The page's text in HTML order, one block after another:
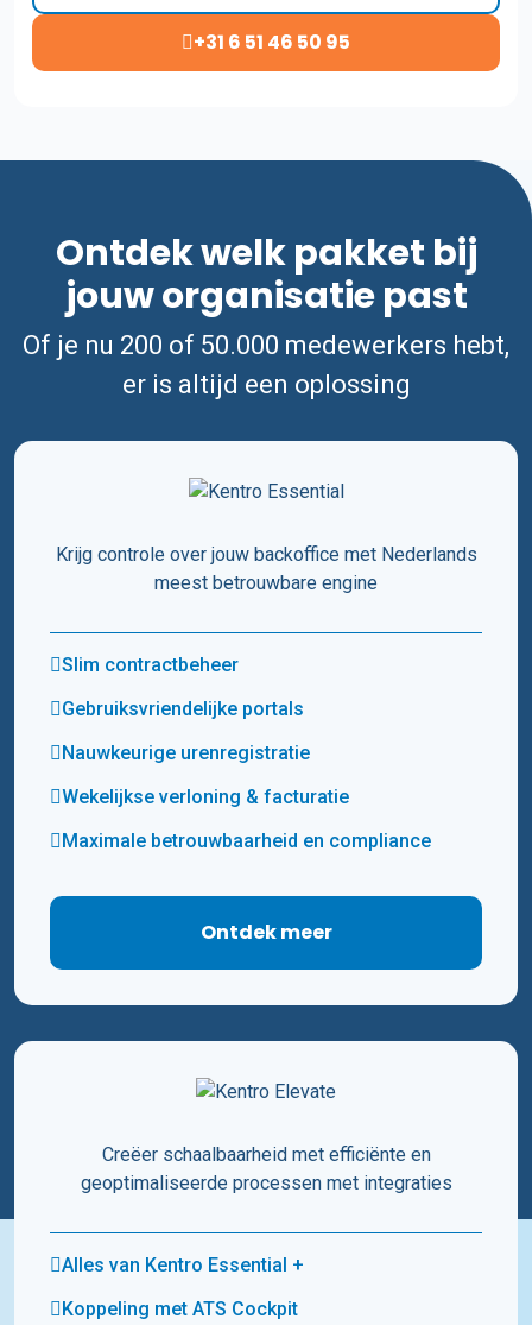
+31 6 51 46 50 95
Ontdek welk pakket bij
jouw organisatie past
Of je nu 200 of 50.000 medewerkers hebt,
er is altijd een oplossing
Krijg controle over jouw backoffice met Nederlands
meest betrouwbare engine
Slim contractbeheer
Gebruiksvriendelijke portals
Nauwkeurige urenregistratie
Wekelijkse verloning & facturatie
Maximale betrouwbaarheid en compliance
Ontdek meer
Creëer schaalbaarheid met efficiënte en
geoptimaliseerde processen met integraties
Alles van Kentro Essential +
Koppeling met ATS Cockpit